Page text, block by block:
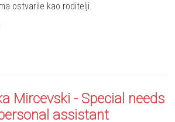
ostvarile kao roditelji.
Mircevski - Special needs
assistant